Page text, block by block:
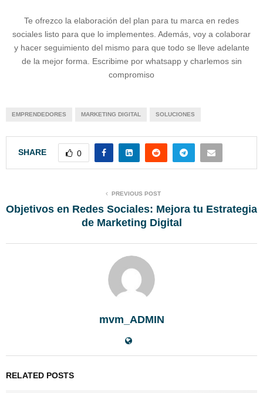
Te ofrezco la elaboración del plan para tu marca en redes
sociales listo para que lo implementes. Además, voy a colaborar
y hacer seguimiento del mismo para que todo se lleve adelante
de la mejor forma. Escribime por whatsapp y charlemos sin
compromiso
EMPRENDEDORES MARKETING DIGITAL SOLUCIONES
SHARE 0
PREVIOUS POST
Objetivos en Redes Sociales: Mejora tu Estrategia
de Marketing Digital
mvm_ADMIN
RELATED POSTS